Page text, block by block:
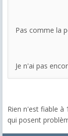
Pas comme la
Je n'ai pas
Rien n'est fiable à
qui posent